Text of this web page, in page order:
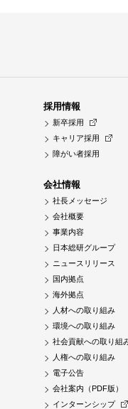
採用情報
新卒採用
キャリア採用
障がい者採用
会社情報
社長メッセージ
会社概要
事業内容
日本総研グループ
ニュースリリース
国内拠点
海外拠点
人材への取り組み
環境への取り組み
社会貢献への取り組
人権への取り組み
電子公告
会社案内（PDF版）
インターンシップ